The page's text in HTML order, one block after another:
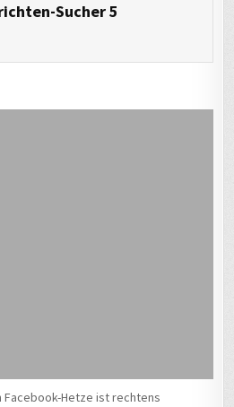
Sucher 5
Facebook-Hetze ist rechtens